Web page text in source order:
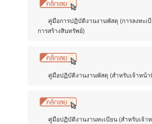
คู่มือการปฏิบัติงานงานพัสดุ (การลงทะเ
การสร้างสินทรัพย์)
คู่มือปฏิบัติงานงานพัสดุ (สำหรับเจ้าหน้า
คู่มือปฏิบัติงานงานทะเบียน (สำหรับเจ้า